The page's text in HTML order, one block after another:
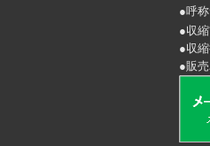
●呼称
●収
●収
●販